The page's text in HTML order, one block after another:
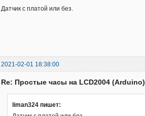
Датчик с платой или без.
2021-02-01 18:38:00
Re: Простые часы на LCD2004 (Arduino)
liman324 пишет: